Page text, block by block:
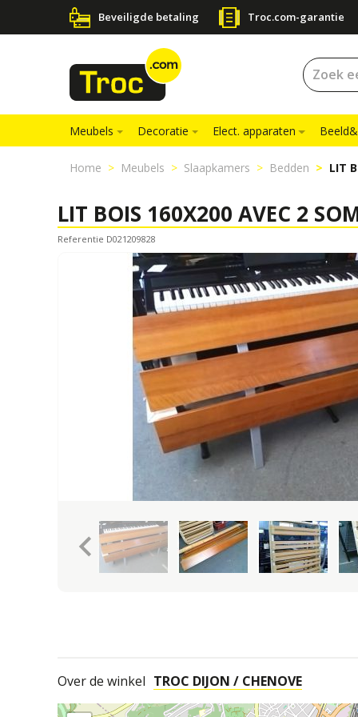
Beveiligde betaling Troc.com-garantie
Meubels Decoratie Elect. apparaten
Home Meubels Slaapkamers Bedden LIT
LIT BOIS 160X200 AVEC 2
Referentie D021209828
keyboard_arrow_left
Over de winkel TROC DIJON / CHENOVE